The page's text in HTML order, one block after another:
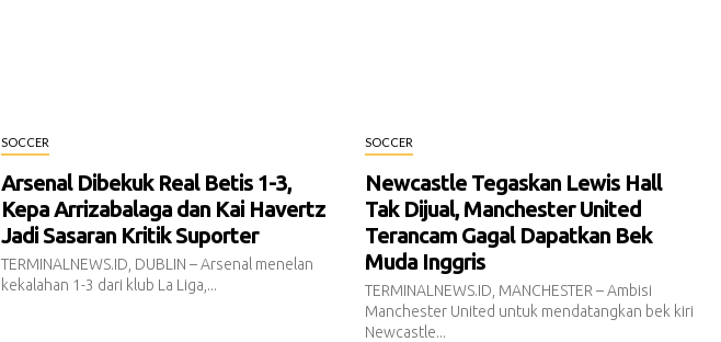
SOCCER
Arsenal Dibekuk Real Betis 1-3,
Kepa Arrizabalaga dan Kai Havertz
Jadi Sasaran Kritik Suporter
TERMINALNEWS.ID, DUBLIN – Arsenal menelan
kekalahan 1-3 dari klub La Liga,...
SOCCER
Newcastle Tegaskan Lewis Hall
Tak Dijual, Manchester United
Terancam Gagal Dapatkan Bek
Muda Inggris
TERMINALNEWS.ID, MANCHESTER – Ambisi
Manchester United untuk mendatangkan bek kiri
Newcastle...